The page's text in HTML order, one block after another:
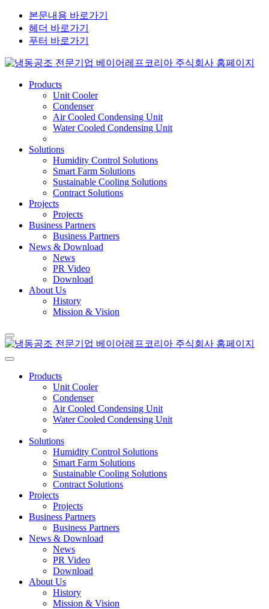
본문내용 바로가기
헤더 바로가기
푸터 바로가기
Products
Unit Cooler
Condenser
Air Cooled Condensing Unit
Water Cooled Condensing Unit
Solutions
Humidity Control Solutions
Smart Farm Solutions
Sustainable Cooling Solutions
Contract Solutions
Projects
Projects
Business Partners
Business Partners
News & Download
News
PR Video
Download
About Us
History
Mission & Vision
Products
Unit Cooler
Condenser
Air Cooled Condensing Unit
Water Cooled Condensing Unit
Solutions
Humidity Control Solutions
Smart Farm Solutions
Sustainable Cooling Solutions
Contract Solutions
Projects
Projects
Business Partners
Business Partners
News & Download
News
PR Video
Download
About Us
History
Mission & Vision